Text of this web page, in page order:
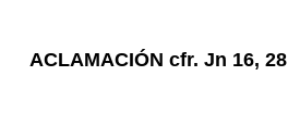
ACLAMACIÓN cfr. Jn 16, 28